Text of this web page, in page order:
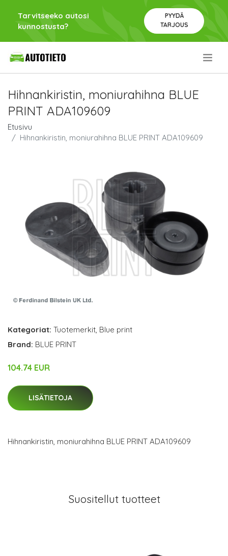
Tarvitseeko autosi
kunnostusta?
PYYDÄ
TARJOUS
Hihnankiristin, moniurahihna BLUE
PRINT ADA109609
Etusivu
Hihnankiristin, moniurahihna BLUE PRINT ADA109609
Kategoriat: Tuotemerkit, Blue print
Brand: BLUE PRINT
104.74 EUR
LISÄTIETOJA
Hihnankiristin, moniurahihna BLUE PRINT ADA109609
Suositellut tuotteet